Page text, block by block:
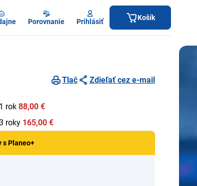
Porovnanie Prihlásiť Košík
Tlač
Zdieľať cez e-mail
rok 88,00 €
roky 165,00 €
s Planeo+